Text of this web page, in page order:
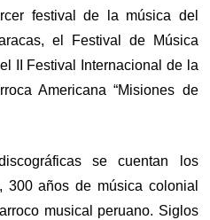
festival de la música del
el Festival de Música
II Festival Internacional de la
Americana “Misiones de
se cuentan los
300 años de música colonial
musical peruano. Siglos